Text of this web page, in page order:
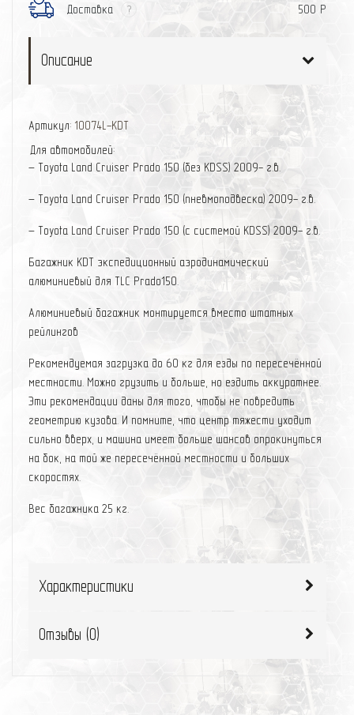
Доставка ? 500 Р
Описание
Артикул: 10074L-KDT
Для автомобилей:
– Toyota Land Cruiser Prado 150 (без KDSS) 2009- г.в.
– Toyota Land Cruiser Prado 150 (пневмоподвеска) 2009- г.в.
– Toyota Land Cruiser Prado 150 (с системой KDSS) 2009- г.в.
Багажник KDT экспедиционный аэродинамический
алюминиевый для TLC Prado150.
Алюминиевый багажник монтируется вместо штатных
рейлингов
Рекомендуемая загрузка до 60 кг для езды по пересечённой
местности. Можно грузить и больше, но ездить аккуратнее.
Эти рекомендации даны для того, чтобы не повредить
геометрию кузова. И помните, что центр тяжести уходит
сильно вверх, и машина имеет больше шансов опрокинуться
на бок, на той же пересечённой местности и больших
скоростях.
Вес багажника 25 кг.
Характеристики
Отзывы (0)